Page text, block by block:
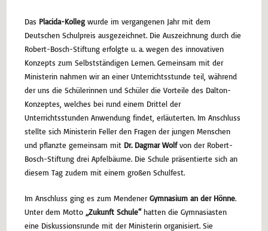
Das Placida-Kolleg wurde im vergangenen Jahr mit dem
Deutschen Schulpreis ausgezeichnet. Die Auszeichnung durch die
Robert-Bosch-Stiftung erfolgte u. a. wegen des innovativen
Konzepts zum Selbstständigen Lernen. Gemeinsam mit der
Ministerin nahmen wir an einer Unterrichtsstunde teil, während
der uns die Schülerinnen und Schüler die Vorteile des Dalton-
Konzeptes, welches bei rund einem Drittel der
Unterrichtsstunden Anwendung findet, erläuterten. Im Anschluss
stellte sich Ministerin Feller den Fragen der jungen Menschen
und pflanzte gemeinsam mit Dr. Dagmar Wolfvon der Robert-
Bosch-Stiftung drei Apfelbäume. Die Schule präsentierte sich an
diesem Tag zudem mit einem großen Schulfest.
Im Anschluss ging es zum MendenerGymnasium an der Hönne.
Unter dem Motto „Zukunft Schule“hatten die Gymnasiasten
eine Diskussionsrunde mit der Ministerin organisiert. Sie